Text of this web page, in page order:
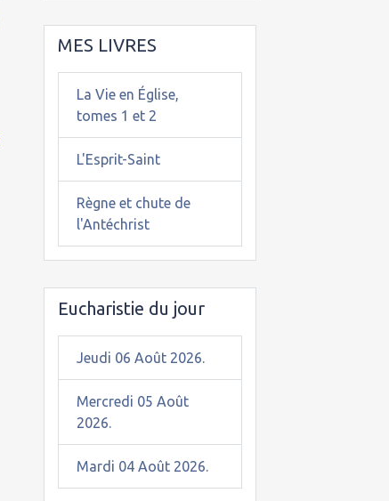
MES LIVRES
La Vie en Église,
tomes 1 et 2
L'Esprit-Saint
Règne et chute de
l'Antéchrist
Eucharistie du jour
Jeudi 06 Août 2026.
Mercredi 05 Août
2026.
Mardi 04 Août 2026.